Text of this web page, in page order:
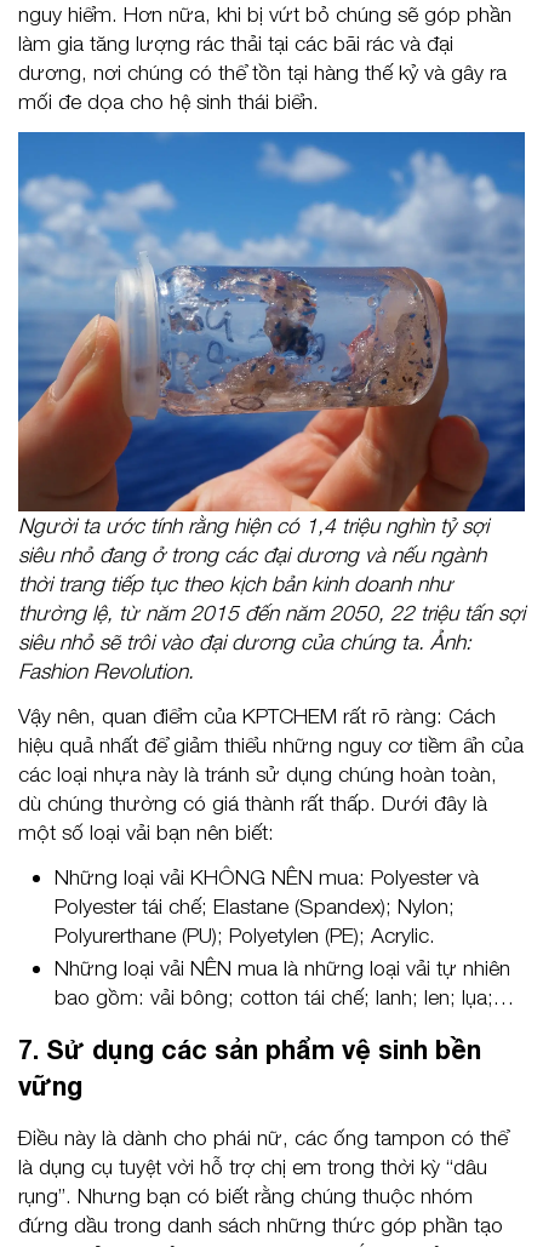
nguy hiểm. Hơn nữa, khi bị vứt bỏ chúng sẽ góp phần
làm gia tăng lượng rác thải tại các bãi rác và đại
dương, nơi chúng có thể tồn tại hàng thế kỷ và gây ra
mối đe dọa cho hệ sinh thái biển.
Người ta ước tính rằng hiện có 1,4 triệu nghìn tỷ sợi
siêu nhỏ đang ở trong các đại dương và nếu ngành
thời trang tiếp tục theo kịch bản kinh doanh như
thường lệ, từ năm 2015 đến năm 2050, 22 triệu tấn sợi
siêu nhỏ sẽ trôi vào đại dương của chúng ta. Ảnh:
Fashion Revolution.
Vậy nên, quan điểm của KPTCHEM rất rõ ràng: Cách
hiệu quả nhất để giảm thiểu những nguy cơ tiềm ẩn của
các loại nhựa này là tránh sử dụng chúng hoàn toàn,
dù chúng thường có giá thành rất thấp. Dưới đây là
một số loại vải bạn nên biết:
Những loại vải KHÔNG NÊN mua: Polyester và
Polyester tái chế; Elastane (Spandex); Nylon;
Polyurerthane (PU); Polyetylen (PE); Acrylic.
Những loại vải NÊN mua là những loại vải tự nhiên
bao gồm: vải bông; cotton tái chế; lanh; len; lụa;…
7. Sử dụng các sản phẩm vệ sinh bền
vững
Điều này là dành cho phái nữ, các ống tampon có thể
là dụng cụ tuyệt vời hỗ trợ chị em trong thời kỳ “dâu
rụng”. Nhưng bạn có biết rằng chúng thuộc nhóm
đứng dầu trong danh sách những thức góp phần tạo